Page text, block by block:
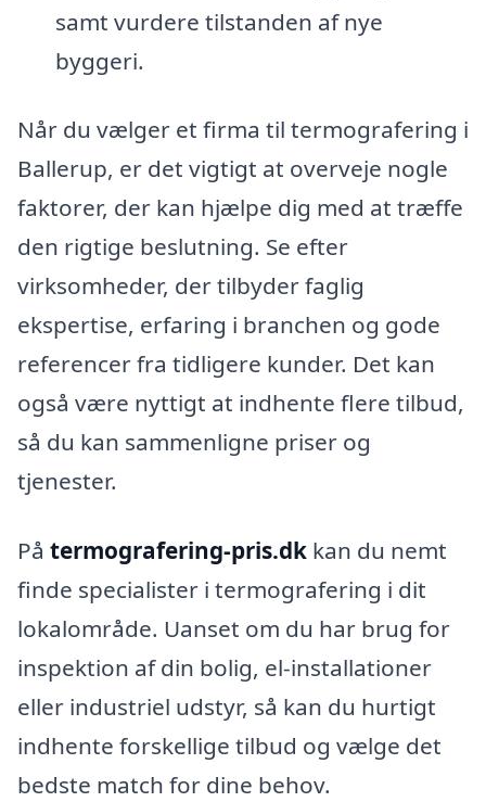
samt vurdere tilstanden af nye
byggeri.
Når du vælger et firma til termografering i
Ballerup, er det vigtigt at overveje nogle
faktorer, der kan hjælpe dig med at træffe
den rigtige beslutning. Se efter
virksomheder, der tilbyder faglig
ekspertise, erfaring i branchen og gode
referencer fra tidligere kunder. Det kan
også være nyttigt at indhente flere tilbud,
så du kan sammenligne priser og
tjenester.
På termografering-pris.dk kan du nemt
finde specialister i termografering i dit
lokalområde. Uanset om du har brug for
inspektion af din bolig, el-installationer
eller industriel udstyr, så kan du hurtigt
indhente forskellige tilbud og vælge det
bedste match for dine behov.